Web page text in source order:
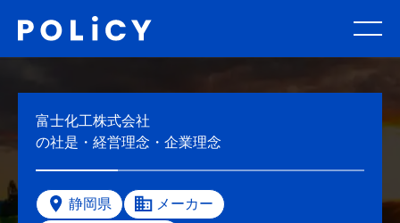
富士化工株式会社
の社是・経営理念・企業理念
静岡県
メーカー